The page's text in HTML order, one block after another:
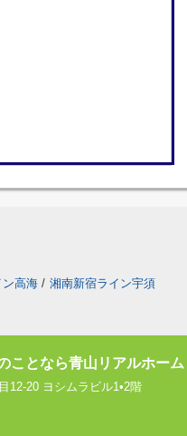
ン高海 / 湘南新宿ライン宇須
ことなら青山リアルホーム
12-20 ヨシムラビル1•2階